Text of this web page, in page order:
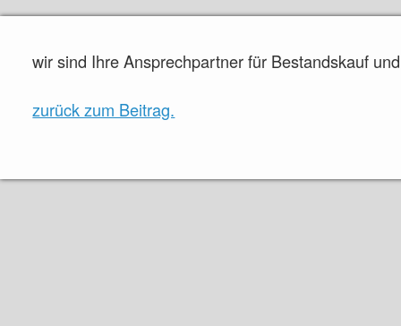
wir sind Ihre Ansprechpartner für Bestandskauf
zurück zum Beitrag.